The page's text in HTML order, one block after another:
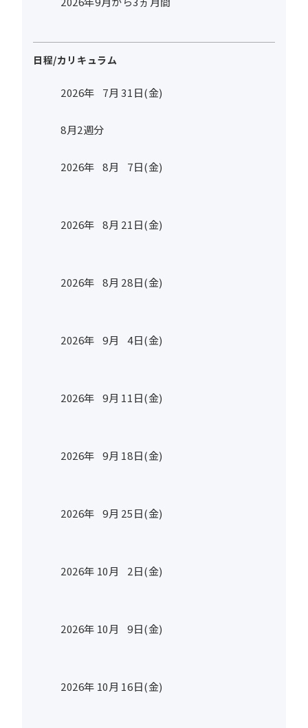
日程/カリキュラム
2026年 7月 31日(金)
8月2週分
2026年 8月 7日(金)
2026年 8月 21日(金)
2026年 8月 28日(金)
2026年 9月 4日(金)
2026年 9月 11日(金)
2026年 9月 18日(金)
2026年 9月 25日(金)
2026年 10月 2日(金)
2026年 10月 9日(金)
2026年 10月 16日(金)